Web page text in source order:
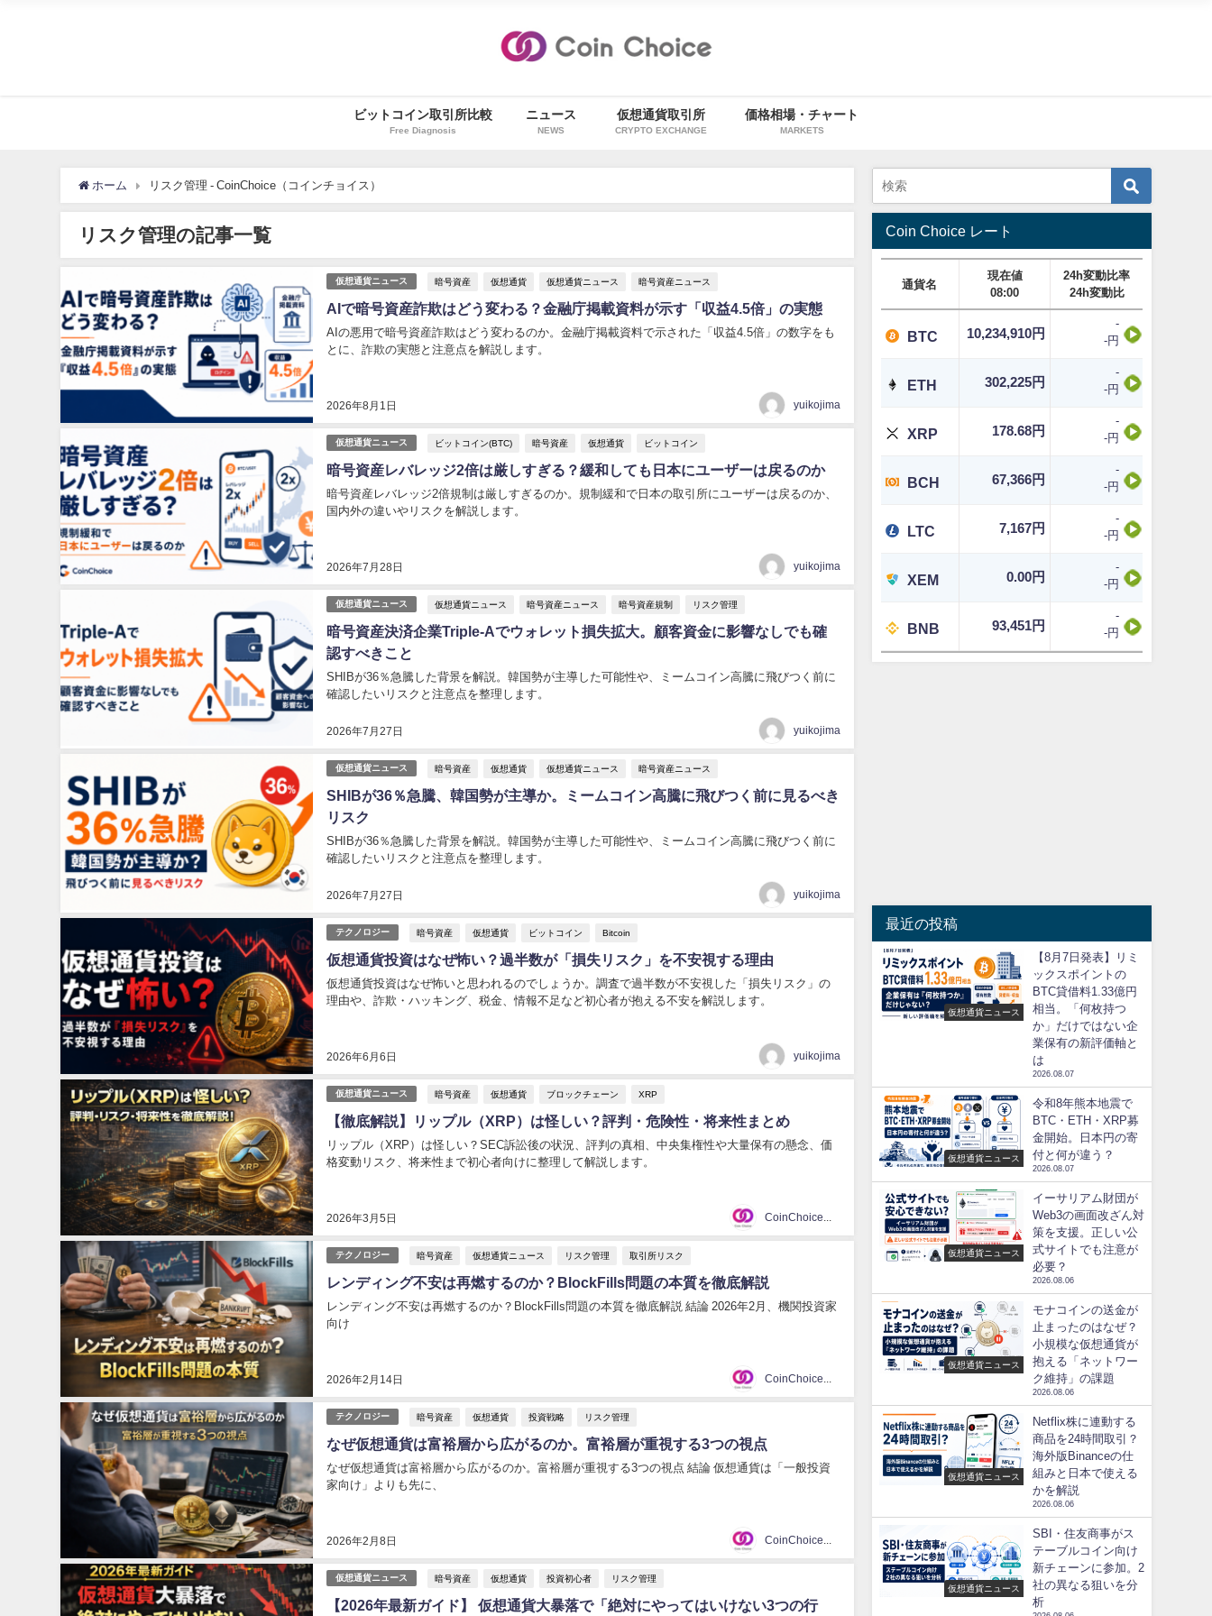
ビットコイン取引所比較
Free Diagnosis
ニュース
NEWS
仮想通貨取引所
CRYPTO EXCHANGE
価格相場・チャート
MARKETS
ホーム リスク管理 - CoinChoice（コインチョイス）
リスク管理の記事一覧
仮想通貨ニュース 暗号資産 仮想通貨 仮想通貨ニュース 暗号資産ニュース
AIで暗号資産詐欺はどう変わる？金融庁掲載資料が示す「収益4.5倍」の実態
2026年8月1日
AIの悪用で暗号資産詐欺はどう変わるのか。金融庁掲載資料で示された「収益4.5倍」の数字をも
とに、詐欺の実態と注意点を解説します。
yuikojima
仮想通貨ニュース ビットコイン(BTC) 暗号資産 仮想通貨 ビットコイン
暗号資産レバレッジ2倍は厳しすぎる？緩和しても日本にユーザーは戻るのか
2026年7月28日
暗号資産レバレッジ2倍規制は厳しすぎるのか。規制緩和で日本の取引所にユーザーは戻るのか、
国内外の違いやリスクを解説します。
yuikojima
仮想通貨ニュース 仮想通貨ニュース 暗号資産ニュース 暗号資産規制 リスク管理
暗号資産決済企業Triple-Aでウォレット損失拡大。顧客資金に影響なしでも確
認すべきこと
2026年7月27日
SHIBが36％急騰した背景を解説。韓国勢が主導した可能性や、ミームコイン高騰に飛びつく前に
確認したいリスクと注意点を整理します。
yuikojima
仮想通貨ニュース 暗号資産 仮想通貨 仮想通貨ニュース 暗号資産ニュース
SHIBが36％急騰、韓国勢が主導か。ミームコイン高騰に飛びつく前に見るべき
リスク
2026年7月27日
SHIBが36％急騰した背景を解説。韓国勢が主導した可能性や、ミームコイン高騰に飛びつく前に
確認したいリスクと注意点を整理します。
yuikojima
テクノロジー 暗号資産 仮想通貨 ビットコイン Bitcoin
仮想通貨投資はなぜ怖い？過半数が「損失リスク」を不安視する理由
2026年6月6日
仮想通貨投資はなぜ怖いと思われるのでしょうか。調査で過半数が不安視した「損失リスク」の
理由や、詐欺・ハッキング、税金、情報不足など初心者が抱える不安を解説します。
yuikojima
仮想通貨ニュース 暗号資産 仮想通貨 ブロックチェーン XRP
【徹底解説】リップル（XRP）は怪しい？評判・危険性・将来性まとめ
2026年3月5日
リップル（XRP）は怪しい？SEC訴訟後の状況、評判の真相、中央集権性や大量保有の懸念、価
格変動リスク、将来性まで初心者向けに整理して解説します。
テクノロジー 暗号資産 仮想通貨ニュース リスク管理 取引所リスク
レンディング不安は再燃するのか？BlockFills問題の本質を徹底解説
2026年2月14日
レンディング不安は再燃するのか？BlockFills問題の本質を徹底解説 結論 2026年2月、機関投資家
向け
テクノロジー 暗号資産 仮想通貨 投資戦略 リスク管理
なぜ仮想通貨は富裕層から広がるのか。富裕層が重視する3つの視点
2026年2月8日
なぜ仮想通貨は富裕層から広がるのか。富裕層が重視する3つの視点 結論 仮想通貨は「一般投資
家向け」よりも先に、
仮想通貨ニュース 暗号資産 仮想通貨 投資初心者 リスク管理
【2026年最新ガイド】 仮想通貨大暴落で「絶対にやってはいけない3つの行
Coin Choice レート
通貨名
現在値
08:00
24h変動比率
24h変動比
BTC 10,234,910円
-
-円
ETH 302,225円
-
-円
XRP 178.68円
-
-円
BCH 67,366円
-
-円
LTC 7,167円
-
-円
XEM 0.00円
-
-円
BNB 93,451円
-
-円
最近の投稿
仮想通貨ニュース
【8月7日発表】リミ
ックスポイントの
BTC貸借料1.33億円
相当。「何枚持つ
か」だけではない企
業保有の新評価軸と
は
2026.08.07
仮想通貨ニュース
令和8年熊本地震で
BTC・ETH・XRP募
金開始。日本円の寄
付と何が違う？
2026.08.07
仮想通貨ニュース
イーサリアム財団が
Web3の画面改ざん対
策を支援。正しい公
式サイトでも注意が
必要？
2026.08.06
仮想通貨ニュース
モナコインの送金が
止まったのはなぜ？
小規模な仮想通貨が
抱える「ネットワー
ク維持」の課題
2026.08.06
仮想通貨ニュース
Netflix株に連動する
商品を24時間取引？
海外版Binanceの仕
組みと日本で使える
かを解説
2026.08.06
仮想通貨ニュース
SBI・住友商事がス
テーブルコイン向け
新チェーンに参加。2
社の異なる狙いを分
析